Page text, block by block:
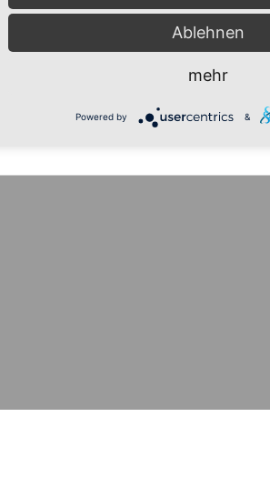
Ablehnen
mehr
Powered by &